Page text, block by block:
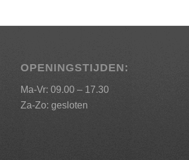
OPENINGSTIJDEN:
Ma-Vr: 09.00 – 17.30
Za-Zo: gesloten